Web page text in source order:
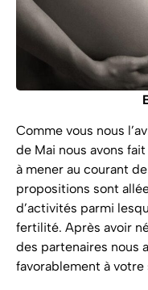
Comme vous nous
de Mai nous avons
à mener au courant
propositions sont
d’activités parmi
fertilité. Après avoir
des partenaires nous
favorablement à